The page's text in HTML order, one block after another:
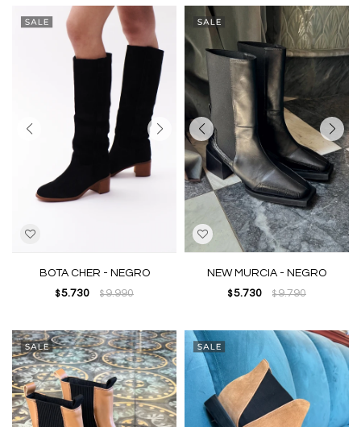
BOTA CHER - NEGRO
$ 5.730 $9.990
NEW MURCIA - NEGRO
$ 5.730 $9.790